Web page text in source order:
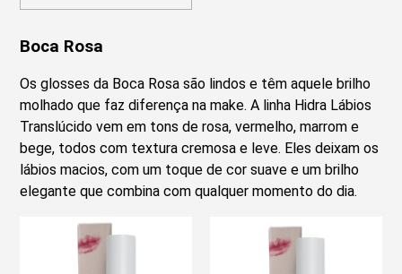
Boca Rosa
Os glosses da Boca Rosa são lindos e têm aquele brilho
molhado que faz diferença na make. A linha Hidra Lábios
Translúcido vem em tons de rosa, vermelho, marrom e
bege, todos com textura cremosa e leve. Eles deixam os
lábios macios, com um toque de cor suave e um brilho
elegante que combina com qualquer momento do dia.